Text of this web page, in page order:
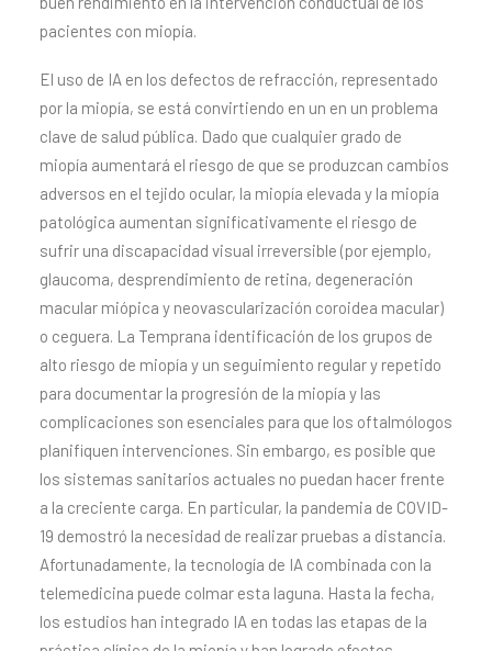
pacientes con miopía.
El uso de IA en los defectos de refracción, representado
por la miopía, se está convirtiendo en un en un problema
clave de salud pública. Dado que cualquier grado de
miopía aumentará el riesgo de que se produzcan cambios
adversos en el tejido ocular, la miopía elevada y la miopía
patológica aumentan significativamente el riesgo de
sufrir una discapacidad visual irreversible (por ejemplo,
glaucoma, desprendimiento de retina, degeneración
macular miópica y neovascularización coroidea macular)
o ceguera. La Temprana identificación de los grupos de
alto riesgo de miopía y un seguimiento regular y repetido
para documentar la progresión de la miopía y las
complicaciones son esenciales para que los oftalmólogos
planifiquen intervenciones. Sin embargo, es posible que
los sistemas sanitarios actuales no puedan hacer frente
a la creciente carga. En particular, la pandemia de COVID-
19 demostró la necesidad de realizar pruebas a distancia.
Afortunadamente, la tecnología de IA combinada con la
telemedicina puede colmar esta laguna. Hasta la fecha,
los estudios han integrado IA en todas las etapas de la